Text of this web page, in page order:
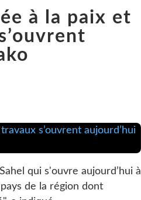
à la paix et
qui s'ouvre aujourd’hui à
de la région dont